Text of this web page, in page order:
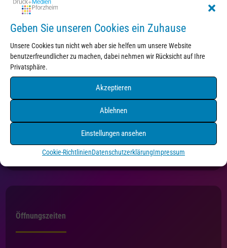
Geben Sie unseren Cookies ein Zuhause
Unsere Cookies tun nicht weh aber sie helfen um unsere Website
benutzerfreundlicher zu machen, dabei nehmen wir Rücksicht auf Ihre
Privatsphäre.
Akzeptieren
Ablehnen
Einstellungen ansehen
Cookie-RichtlinienDatenschutzerklärungImpressum
Kontakt
Druck+Medien Pforzheim
Holzgartenstraße 3
Tel. 07231/4550216
info@druckundmedien-pf.de
Öffnungszeiten